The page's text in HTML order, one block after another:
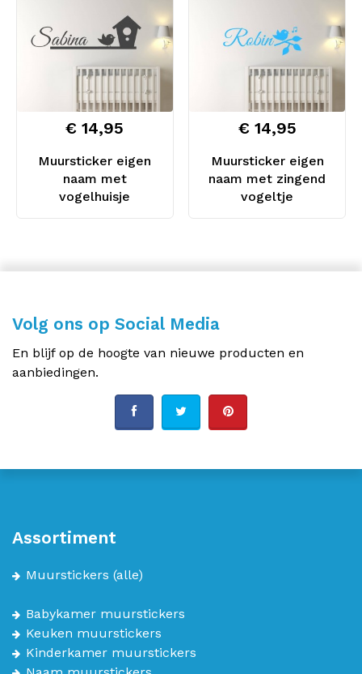
Muursticker eigen
naam met
vogelhuisje
€ 14,95
Muursticker eigen
naam met zingend
vogeltje
€ 14,95
Volg ons op Social Media
En blijf op de hoogte van nieuwe producten en
aanbiedingen.
Assortiment
Muurstickers (alle)
Babykamer muurstickers
Keuken muurstickers
Kinderkamer muurstickers